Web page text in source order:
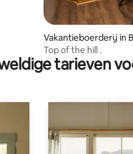
Vakantieboerderij in
ck
Top of the hill .
tarieven